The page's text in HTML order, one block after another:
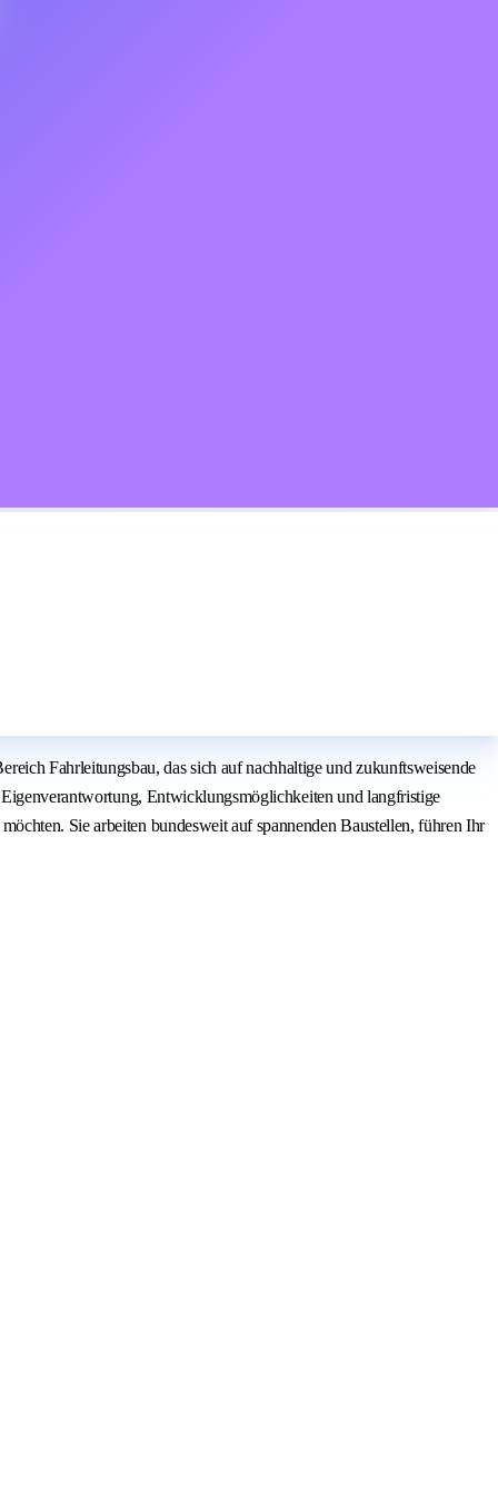
Fahrleitungsbau, das sich auf nachhaltige und zukunftsweisende
Entwicklungsmöglichkeiten und langfristige
Sie arbeiten bundesweit auf spannenden Baustellen, führen Ihr